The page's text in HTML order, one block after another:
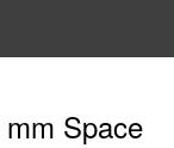
Space